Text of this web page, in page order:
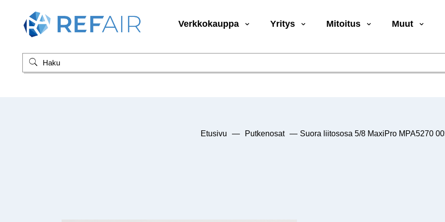
Verkkokauppa Yritys Mitoitus Muut
Etusivu — Putkenosat — Suora liitososa 5/8 MaxiPro MPA5270